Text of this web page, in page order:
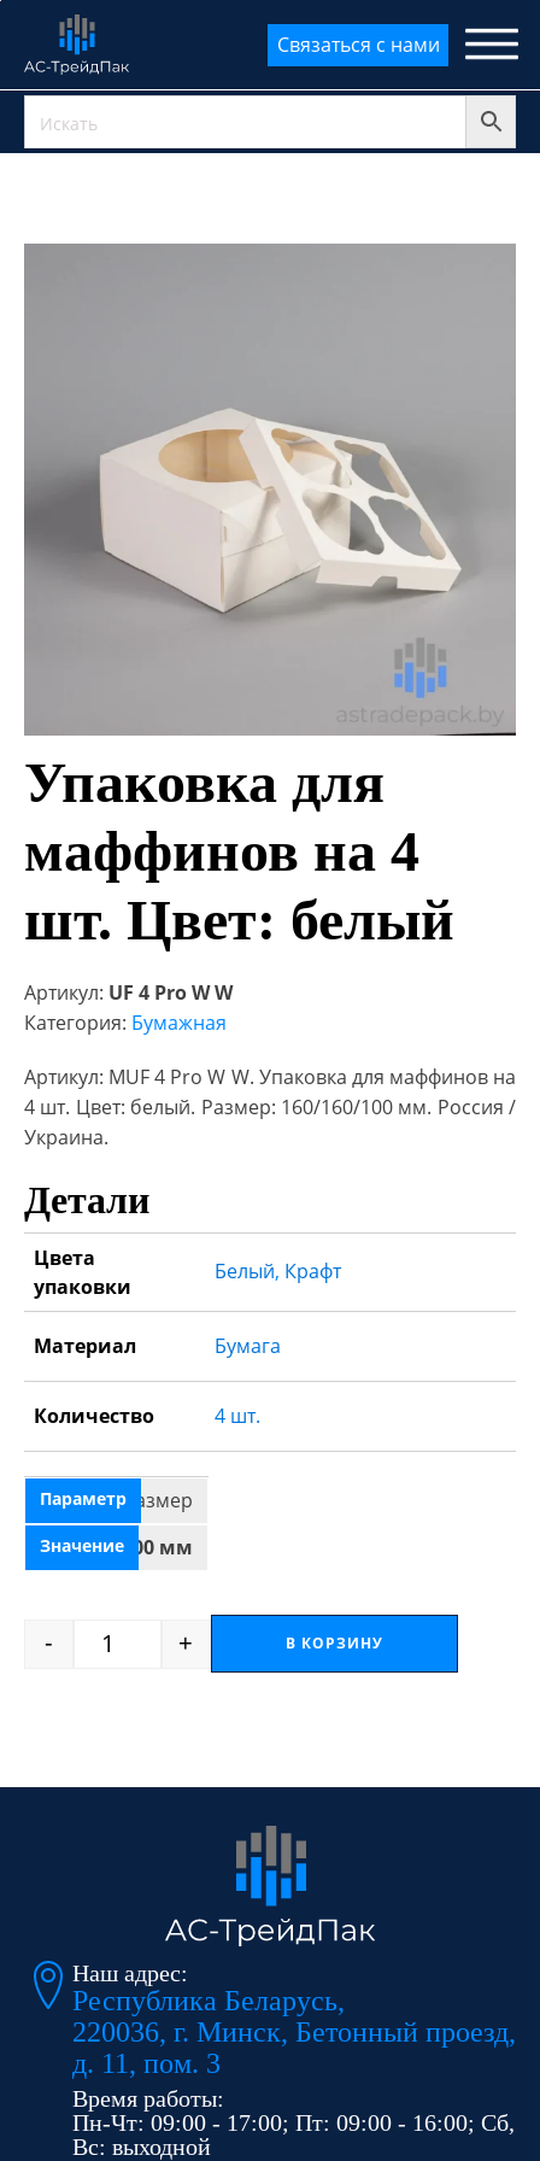
Связаться с нами
Упаковка для
маффинов на 4
шт. Цвет: белый
Артикул: UF 4 Pro W W
Категория: Бумажная
Артикул: MUF 4 Pro W W. Упаковка для маффинов на
4 шт. Цвет: белый. Размер: 160/160/100 мм. Россия /
Украина.
Детали
Цвета
упаковки
Белый, Крафт
Материал Бумага
Количество 4 шт.
Параметр
упаковки
Размер
160/160/100 мм
- + В КОРЗИНУ
Наш адрес:
Республика Беларусь,
220036, г. Минск, Бетонный проезд,
д. 11, пом. 3
Время работы:
Пн-Чт: 09:00 - 17:00; Пт: 09:00 - 16:00; Сб,
Вс: выходной